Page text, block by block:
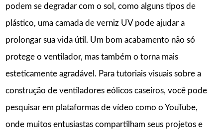
podem se degradar com o sol, como alguns tipos de
plástico, uma camada de verniz UV pode ajudar a
prolongar sua vida útil. Um bom acabamento não só
protege o ventilador, mas também o torna mais
esteticamente agradável. Para tutoriais visuais sobre a
construção de ventiladores eólicos caseiros, você pode
pesquisar em plataformas de vídeo como o YouTube,
onde muitos entusiastas compartilham seus projetos e